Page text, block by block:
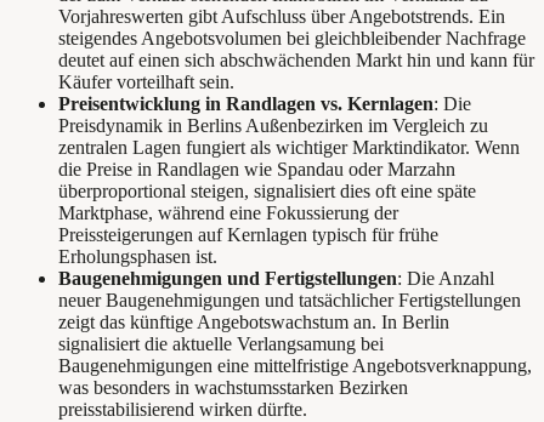
Vorjahreswerten gibt Aufschluss über Angebotstrends. Ein
steigendes Angebotsvolumen bei gleichbleibender Nachfrage
deutet auf einen sich abschwächenden Markt hin und kann für
Käufer vorteilhaft sein.
Preisentwicklung in Randlagen vs. Kernlagen: Die
Preisdynamik in Berlins Außenbezirken im Vergleich zu
zentralen Lagen fungiert als wichtiger Marktindikator. Wenn
die Preise in Randlagen wie Spandau oder Marzahn
überproportional steigen, signalisiert dies oft eine späte
Marktphase, während eine Fokussierung der
Preissteigerungen auf Kernlagen typisch für frühe
Erholungsphasen ist.
Baugenehmigungen und Fertigstellungen: Die Anzahl
neuer Baugenehmigungen und tatsächlicher Fertigstellungen
zeigt das künftige Angebotswachstum an. In Berlin
signalisiert die aktuelle Verlangsamung bei
Baugenehmigungen eine mittelfristige Angebotsverknappung,
was besonders in wachstumsstarken Bezirken
preisstabilisierend wirken dürfte.